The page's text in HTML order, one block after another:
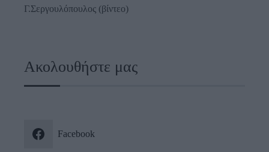
Γ.Σεργουλόπουλος (βίντεο)
Ακολουθήστε μας
Facebook